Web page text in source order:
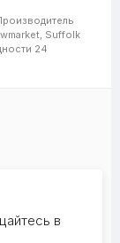
Suffolk
24
в